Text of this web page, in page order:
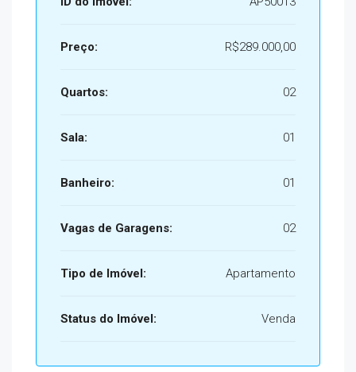
Preço: R$289.000,00
Quartos: 02
Sala: 01
Banheiro: 01
Vagas de Garagens: 02
Tipo de Imóvel: Apartamento
Status do Imóvel: Venda